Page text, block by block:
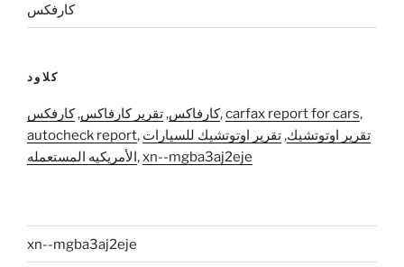
كارفكس
كلاود
كارفاكس, تقرير كارفاكس,كارفكس ,carfax report for cars,
autocheck report, تقرير اوتوتشيك, تقرير اوتوتشيك للسيارات
الأمريكيه المستعمله,xn--mgba3aj2eje
xn--mgba3aj2eje